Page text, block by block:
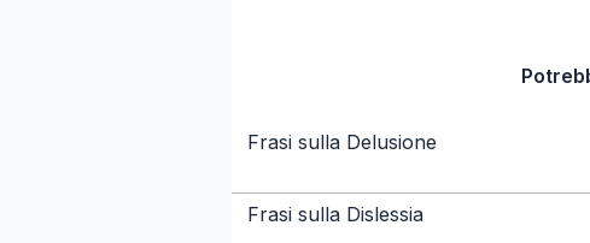
Frasi sulla Delusione
Frasi sulla Dislessia